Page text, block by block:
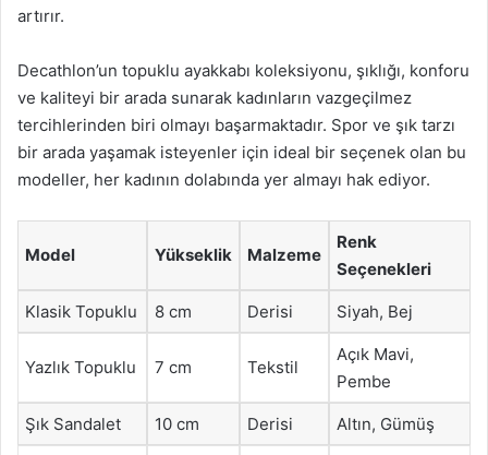
artırır.
Decathlon’un topuklu ayakkabı koleksiyonu, şıklığı, konforu
ve kaliteyi bir arada sunarak kadınların vazgeçilmez
tercihlerinden biri olmayı başarmaktadır. Spor ve şık tarzı
bir arada yaşamak isteyenler için ideal bir seçenek olan bu
modeller, her kadının dolabında yer almayı hak ediyor.
Model Yükseklik Malzeme
Renk
Seçenekleri
Klasik Topuklu 8 cm Derisi Siyah, Bej
Yazlık Topuklu 7 cm Tekstil
Açık Mavi,
Pembe
Şık Sandalet 10 cm Derisi Altın, Gümüş